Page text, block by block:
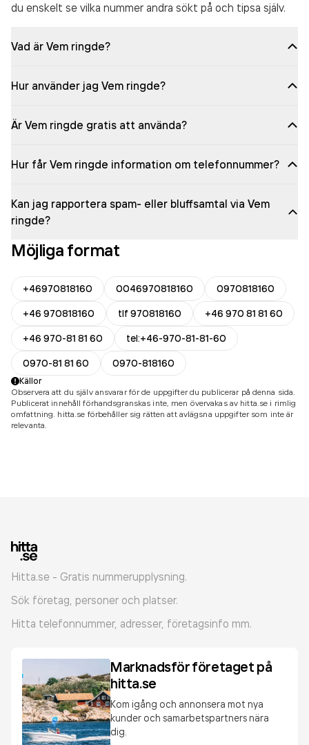
du enskelt se vilka nummer andra sökt på och tipsa själv.
Vad är Vem ringde?
Hur använder jag Vem ringde?
Är Vem ringde gratis att använda?
Hur får Vem ringde information om telefonnummer?
Kan jag rapportera spam- eller bluffsamtal via Vem
ringde?
Möjliga format
+46970818160 0046970818160
0970818160
+46 970818160
tlf 970818160
+46 970 81 81 60
+46 970-81 81 60
tel:+46-970-81-81-60
0970-81 81 60
0970-818160
Källor
Observera att du själv ansvarar för de uppgifter du publicerar på denna sida.
Publicerat innehåll förhandsgranskas inte, men övervakas av hitta.se i rimlig
omfattning. hitta.se förbehåller sig rätten att avlägsna uppgifter som inte är
relevanta.
Hitta.se - Gratis nummerupplysning.
Sök företag, personer och platser.
Hitta telefonnummer, adresser, företagsinfo mm.
Marknadsför företaget på
hitta.se
Kom igång och annonsera mot nya
kunder och samarbetspartners nära
dig.